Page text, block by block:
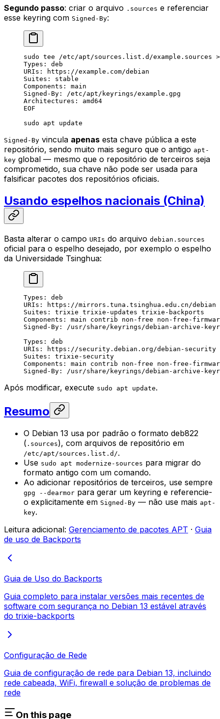
Segundo passo: criar o arquivo .sources e referenciar
esse keyring com Signed-By:
sudo tee /etc/apt/sources.list.d/example.sources >
Types: deb
URIs: https://example.com/debian
Suites: stable
Components: main
Signed-By: /etc/apt/keyrings/example.gpg
Architectures: amd64
EOF
sudo apt update
Signed-By vincula apenas esta chave pública a este
repositório, sendo muito mais seguro que o antigo apt-
key global — mesmo que o repositório de terceiros seja
comprometido, sua chave não pode ser usada para
falsificar pacotes dos repositórios oficiais.
Usando espelhos nacionais (China)
Basta alterar o campo URIs do arquivo debian.sources
oficial para o espelho desejado, por exemplo o espelho
da Universidade Tsinghua:
Types: deb
URIs: https://mirrors.tuna.tsinghua.edu.cn/debian
Suites: trixie trixie-updates trixie-backports
Components: main contrib non-free non-free-
Signed-By: /usr/share/keyrings/debian-archive-
Types: deb
URIs: https://security.debian.org/debian-security
Suites: trixie-security
Components: main contrib non-free non-free-
Signed-By: /usr/share/keyrings/debian-archive-
Após modificar, execute sudo apt update.
Resumo
O Debian 13 usa por padrão o formato deb822
( .sources), com arquivos de repositório em
/etc/apt/sources.list.d/.
Use sudo apt modernize-sources para migrar do
formato antigo com um comando.
Ao adicionar repositórios de terceiros, use sempre
gpg --dearmor para gerar um keyring e referencie-
o explicitamente em Signed-By — não use mais apt-
key.
Leitura adicional: Gerenciamento de pacotes APT · Guia
de uso de Backports
Guia de Uso do Backports
Guia completo para instalar versões mais recentes de
software com segurança no Debian 13 estável através
do trixie-backports
Configuração de Rede
Guia de configuração de rede para Debian 13, incluindo
rede cabeada, WiFi, firewall e solução de problemas de
rede
On this page